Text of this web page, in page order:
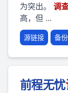
为突出。 调
高，但 ...
源链接 备
前程无忧